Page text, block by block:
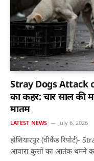
Stray Dogs Attack
का कहर: चार साल की
मातम
LATEST NEWS July 6, 2026
होशियारपुर (वीकैंड
आवारा कुत्तों का आतंक थमने